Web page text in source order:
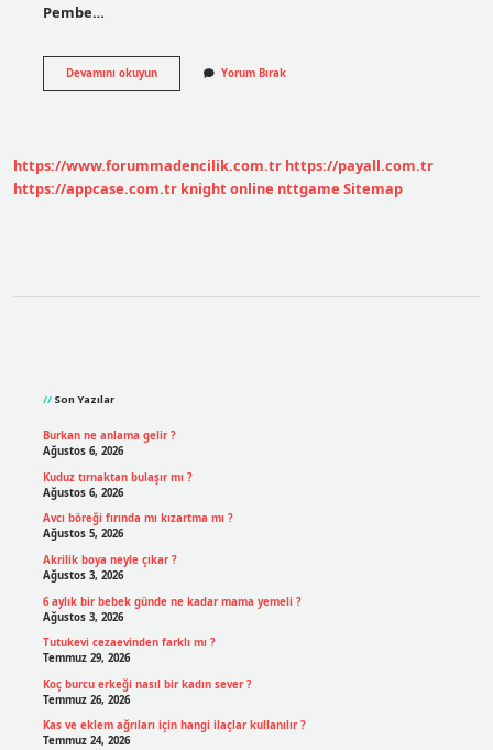
Pembe…
Devamını okuyunRegl
Halk
Yorum Bırak
https://www.forummadencilik.com.tr https://payall.com.tr
https://appcase.com.tr knight online nttgame Sitemap
Son Yazılar
Burkan ne anlama gelir ?
Ağustos 6, 2026
Kuduz tırnaktan bulaşır mı ?
Ağustos 6, 2026
Avcı böreği fırında mı kızartma mı ?
Ağustos 5, 2026
Akrilik boya neyle çıkar ?
Ağustos 3, 2026
6 aylık bir bebek günde ne kadar mama yemeli ?
Ağustos 3, 2026
Tutukevi cezaevinden farklı mı ?
Temmuz 29, 2026
Koç burcu erkeği nasıl bir kadın sever ?
Temmuz 26, 2026
Kas ve eklem ağrıları için hangi ilaçlar kullanılır ?
Temmuz 24, 2026